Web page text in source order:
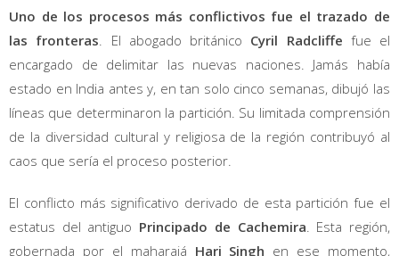
Uno de los procesos más conflictivos fue el trazado de
las fronteras . El abogado británico Cyril Radcliffe fue el
encargado de delimitar las nuevas naciones. Jamás había
estado en India antes y, en tan solo cinco semanas, dibujó las
líneas que determinaron la partición. Su limitada comprensión
de la diversidad cultural y religiosa de la región contribuyó al
caos que sería el proceso posterior.
El conflicto más significativo derivado de esta partición fue el
estatus del antiguo Principado de Cachemira . Esta región,
gobernada por el maharajá Hari Singh en ese momento,